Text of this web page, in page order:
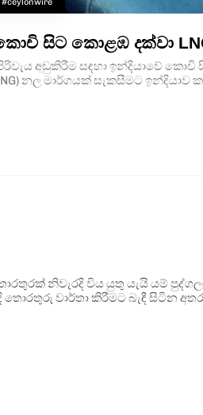
සිට කොළඹ දක්වා
පිරිවැය අඩුකිරීම සඳහා ඉන්දියාවේ කොචි
නල මාර්ගයක් සැකසීමට ඉන්දියාව
නිවැරදි විය යුතු යැයි යම්
වාර්තා කිරීමට බැඳී සිටින